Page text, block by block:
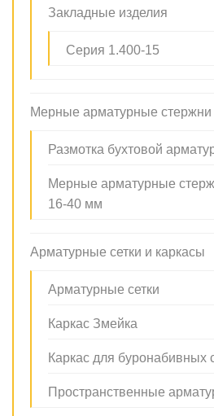
Закладные изделия
Серия 1.400-15
Мерные арматурные стержни
Размотка бухтовой
Мерные арматурные
16-40 мм
Арматурные сетки и каркасы
Арматурные сетки
Каркас Змейка
Каркас для буронабивных
Пространственные